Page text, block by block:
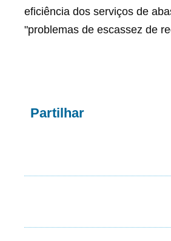
eficiência dos serviços de
"problemas de escassez de
Partilhar